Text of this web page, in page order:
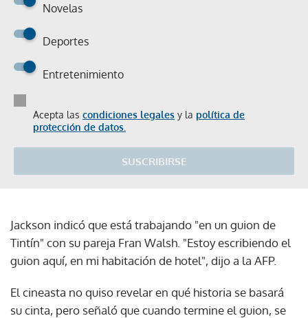
Novelas
Deportes
Entretenimiento
Acepta las condiciones legales y la política de
protección de datos.
SUSCRIBIRSE
Jackson indicó que está trabajando "en un guion de
Tintín" con su pareja Fran Walsh. "Estoy escribiendo el
guion aquí, en mi habitación de hotel", dijo a la AFP.
El cineasta no quiso revelar en qué historia se basará
su cinta, pero señaló que cuando termine el guion, se